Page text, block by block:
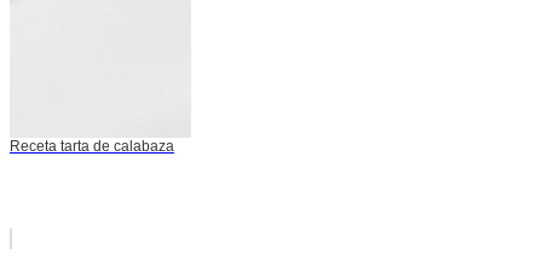
Receta tarta de calabaza